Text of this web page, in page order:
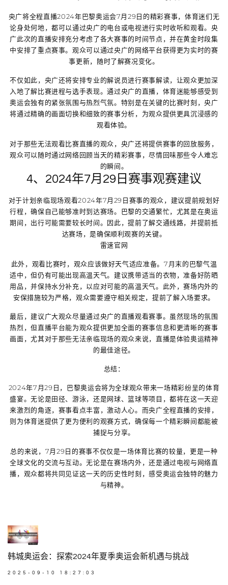
央广将全程直播2024年巴黎奥运会7月29日的精彩赛事，体育迷们无
论身处何地，都可以通过央广的电台或电视进行实时收听和观看。央
广此次的直播安排充分考虑了各大赛事的时间节点，并在黄金时段集
中安排了重点赛事。观众可以通过央广的网络平台获得更为实时的赛
事更新，随时了解赛况变化。
不仅如此，央广还将安排专业的解说员进行赛事解读，让观众更加深
入地了解比赛进程与选手表现。通过央广的直播，体育迷能够感受到
奥运会独有的紧张氛围与热烈气氛。特别是在关键的比赛时刻，央广
将通过精确的画面切换和细致的赛事分析，为观众提供更具沉浸感的
观看体验。
对于那些无法观看比赛直播的观众，央广还将提供赛事的回放服务，
观众可以随时通过网络回顾当天的精彩赛事，尽情回味那些令人难忘
的瞬间。
4、2024年7月29日赛事观赛建议
对于计划亲临现场观看2024年7月29日赛事的观众，建议提前规划好
行程，确保自己能够准时到达赛场。巴黎的交通繁忙，尤其是在奥运
期间，出行可能需要较长时间。因此，提前了解交通线路，并提前抵
达赛场，是确保顺利观赛的关键。
雷速官网
此外，观看比赛时，观众应该做好天气适应准备。7月末的巴黎气温
适中，但仍有可能出现高温天气。建议携带适当的衣物，准备好防晒
用品，并保持水分补充，以应对可能的高温天气。此外，赛场内外的
安保措施较为严格，观众需要遵守相关规定，提前了解入场要求。
最后，建议广大观众尽量通过央广的直播观看赛事。虽然现场的氛围
热烈，但直播平台能为观众提供更加全面的赛事信息和更清晰的赛事
画面，尤其对于那些无法亲临现场的观众来说，直播是体验奥运精神
的最佳途径。
总结：
2024年7月29日，巴黎奥运会将为全球观众带来一场精彩纷呈的体育
盛宴。无论是田径、游泳，还是网球、篮球等项目，都将在这一天迎
来激烈的角逐，赛事看点丰富，激动人心。而央广全程直播的安排，
则为体育迷提供了更为便利的观赛方式，确保每一个精彩瞬间都能被
捕捉与分享。
总的来说，7月29日的赛事不仅仅是一场体育比赛的较量，更是一种
全球文化的交流与互动。无论是在赛场内外，还是通过电视与网络直
播，观众都将共同见证这一天的历史性时刻，感受奥运会独特的魅力
与精神。
韩城奥运会：探索2024年夏季奥运会新机遇与挑战
2025-09-10 18:27:03